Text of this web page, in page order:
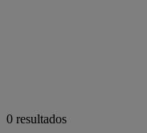
0 resultados